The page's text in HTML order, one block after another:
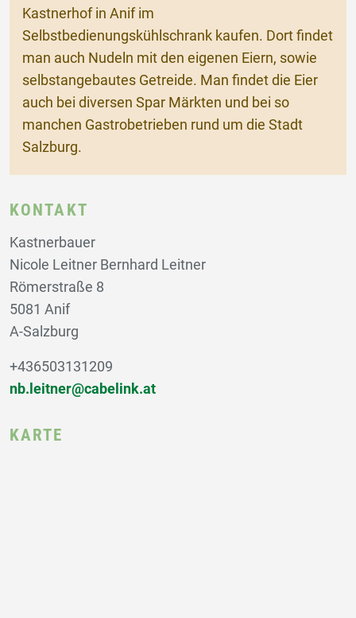
Kastnerhof in Anif im
Selbstbedienungskühlschrank kaufen. Dort findet
man auch Nudeln mit den eigenen Eiern, sowie
selbstangebautes Getreide. Man findet die Eier
auch bei diversen Spar Märkten und bei so
manchen Gastrobetrieben rund um die Stadt
Salzburg.
KONTAKT
Kastnerbauer
Nicole Leitner Bernhard Leitner
Römerstraße 8
5081 Anif
A-Salzburg
+436503131209
nb.leitner@cabelink.at
KARTE